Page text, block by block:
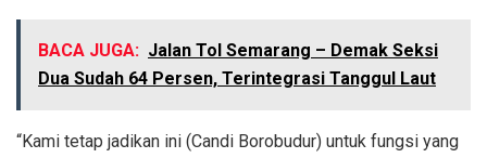
BACA JUGA: Jalan Tol Semarang – Demak Seksi
Dua Sudah 64 Persen, Terintegrasi Tanggul Laut
“Kami tetap jadikan ini (Candi Borobudur) untuk fungsi yang